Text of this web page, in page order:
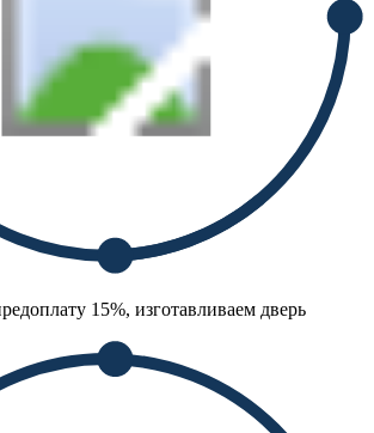
15%, изготавливаем дверь